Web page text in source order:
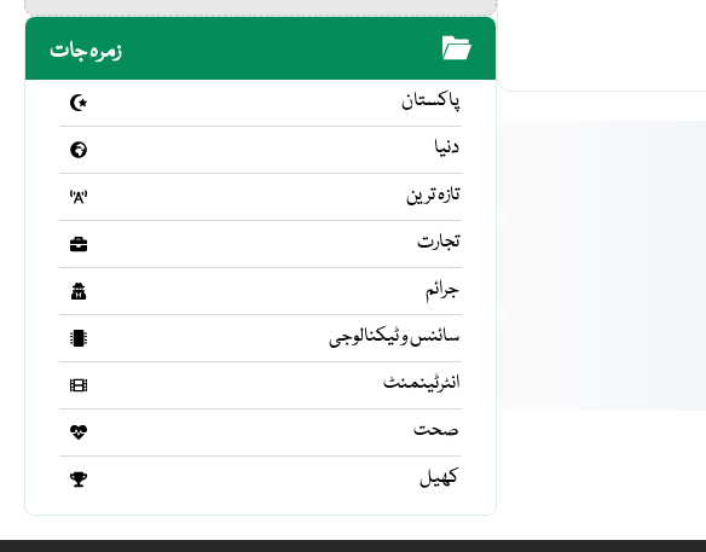
زمرہ جات
پاکستان
دنیا
تازہ ترین
تجارت
جرائم
سائنس و ٹیکنالوجی
انٹرٹینمنٹ
صحت
کھیل